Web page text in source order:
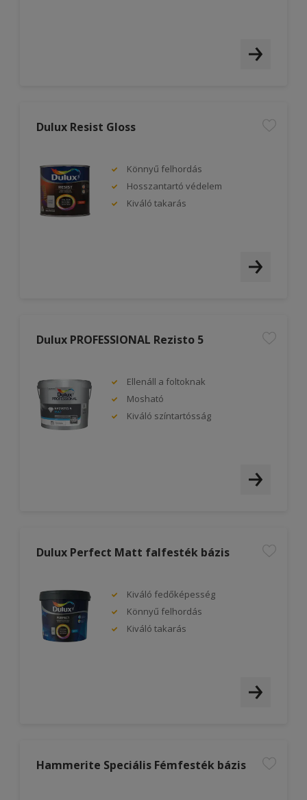
Dulux Resist Gloss
Könnyű felhordás
Hosszantartó védelem
Kiváló takarás
Dulux PROFESSIONAL Rezisto 5
Ellenáll a foltoknak
Mosható
Kiváló színtartósság
Dulux Perfect Matt falfesték bázis
Kiváló fedőképesség
Könnyű felhordás
Kiváló takarás
Hammerite Speciális Fémfesték bázis